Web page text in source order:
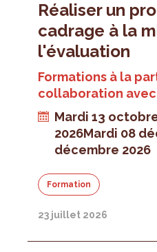
Réaliser un
cadrage à la
l'évaluation
Formations à la
collaboration avec
Mardi 13
2026Mardi 08
décembre 2026
Formation
23 juillet 2026